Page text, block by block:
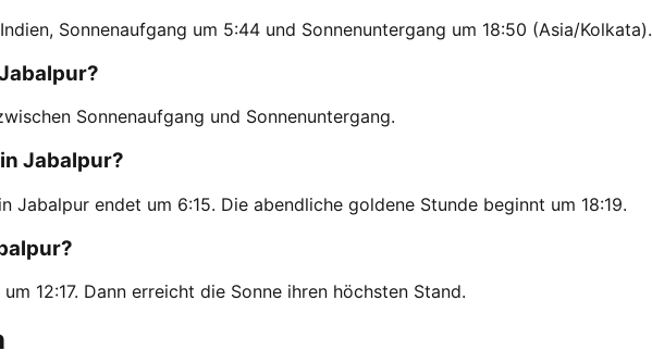
Sonnenaufgang um 5:44 und Sonnenuntergang um 18:50 (Asia/Kolkata).
Sonnenaufgang und Sonnenuntergang.
Jabalpur?
Jabalpur endet um 6:15. Die abendliche goldene Stunde beginnt um 18:19.
12:17. Dann erreicht die Sonne ihren höchsten Stand.